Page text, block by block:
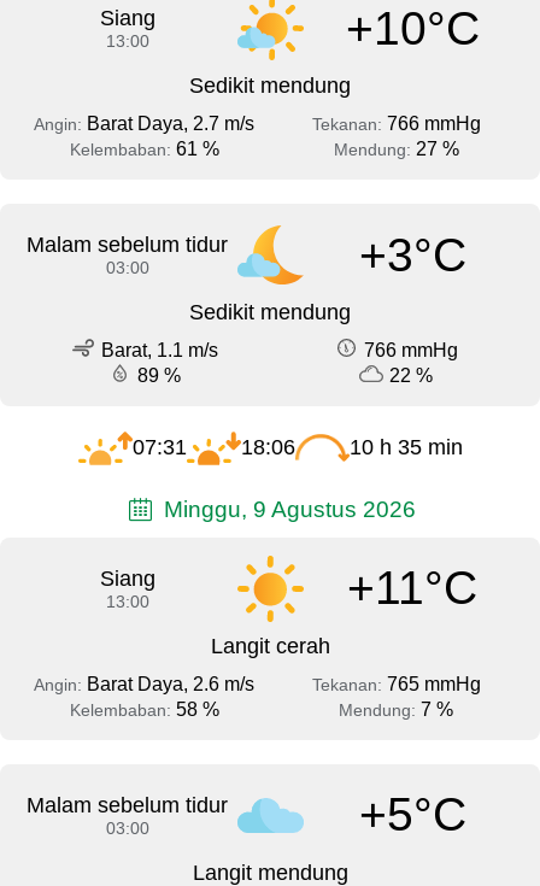
Siang
13:00 +10°C
Sedikit mendung
Angin: Barat Daya, 2.7 m/s Tekanan: 766 mmHg
Kelembaban: 61 % Mendung: 27 %
Malam sebelum tidur
03:00 +3°C
Sedikit mendung
Barat, 1.1 m/s
766 mmHg
89 %
22 %
07:31 18:06 10 h 35 min
Minggu, 9 Agustus 2026
Siang
13:00 +11°C
Langit cerah
Angin: Barat Daya, 2.6 m/s Tekanan: 765 mmHg
Kelembaban: 58 % Mendung: 7 %
Malam sebelum tidur
03:00 +5°C
Langit mendung